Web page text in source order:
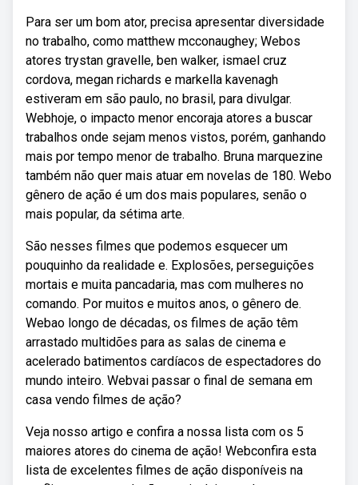
Para ser um bom ator, precisa apresentar diversidade
no trabalho, como matthew mcconaughey; Webos
atores trystan gravelle, ben walker, ismael cruz
cordova, megan richards e markella kavenagh
estiveram em são paulo, no brasil, para divulgar.
Webhoje, o impacto menor encoraja atores a buscar
trabalhos onde sejam menos vistos, porém, ganhando
mais por tempo menor de trabalho. Bruna marquezine
também não quer mais atuar em novelas de 180. Webo
gênero de ação é um dos mais populares, senão o
mais popular, da sétima arte.
São nesses filmes que podemos esquecer um
pouquinho da realidade e. Explosões, perseguições
mortais e muita pancadaria, mas com mulheres no
comando. Por muitos e muitos anos, o gênero de.
Webao longo de décadas, os filmes de ação têm
arrastado multidões para as salas de cinema e
acelerado batimentos cardíacos de espectadores do
mundo inteiro. Webvai passar o final de semana em
casa vendo filmes de ação?
Veja nosso artigo e confira a nossa lista com os 5
maiores atores do cinema de ação! Webconfira esta
lista de excelentes filmes de ação disponíveis na